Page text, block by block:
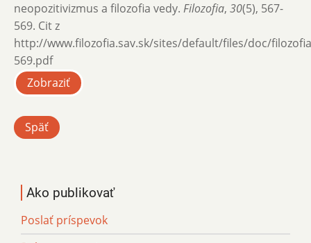
neopozitivizmus a filozofia vedy. Filozofia, 30(5), 567-
569. Cit z
http://www.filozofia.sav.sk/sites/default/files/doc/
569.pdf
Zobraziť
Späť
Ako publikovať
Poslať príspevok